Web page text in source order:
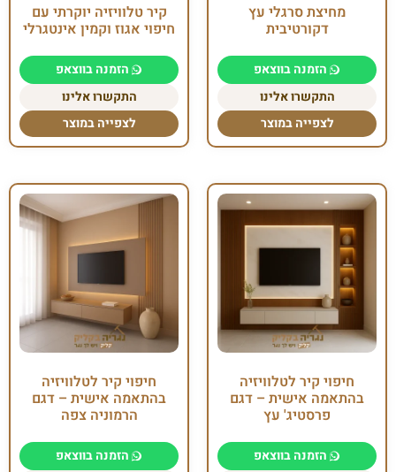
מחיצת סרגלי עץ
דקורטיבית
הזמנה בווצאפ
התקשרו אלינו
לצפייה במוצר
קיר טלוויזיה יוקרתי עם
חיפוי אגוז וקמין אינטגרלי
הזמנה בווצאפ
התקשרו אלינו
לצפייה במוצר
חיפוי קיר לטלוויזיה
בהתאמה אישית – דגם
פרסטיג' עץ
הזמנה בווצאפ
חיפוי קיר לטלוויזיה
בהתאמה אישית – דגם
הרמוניה צפה
הזמנה בווצאפ